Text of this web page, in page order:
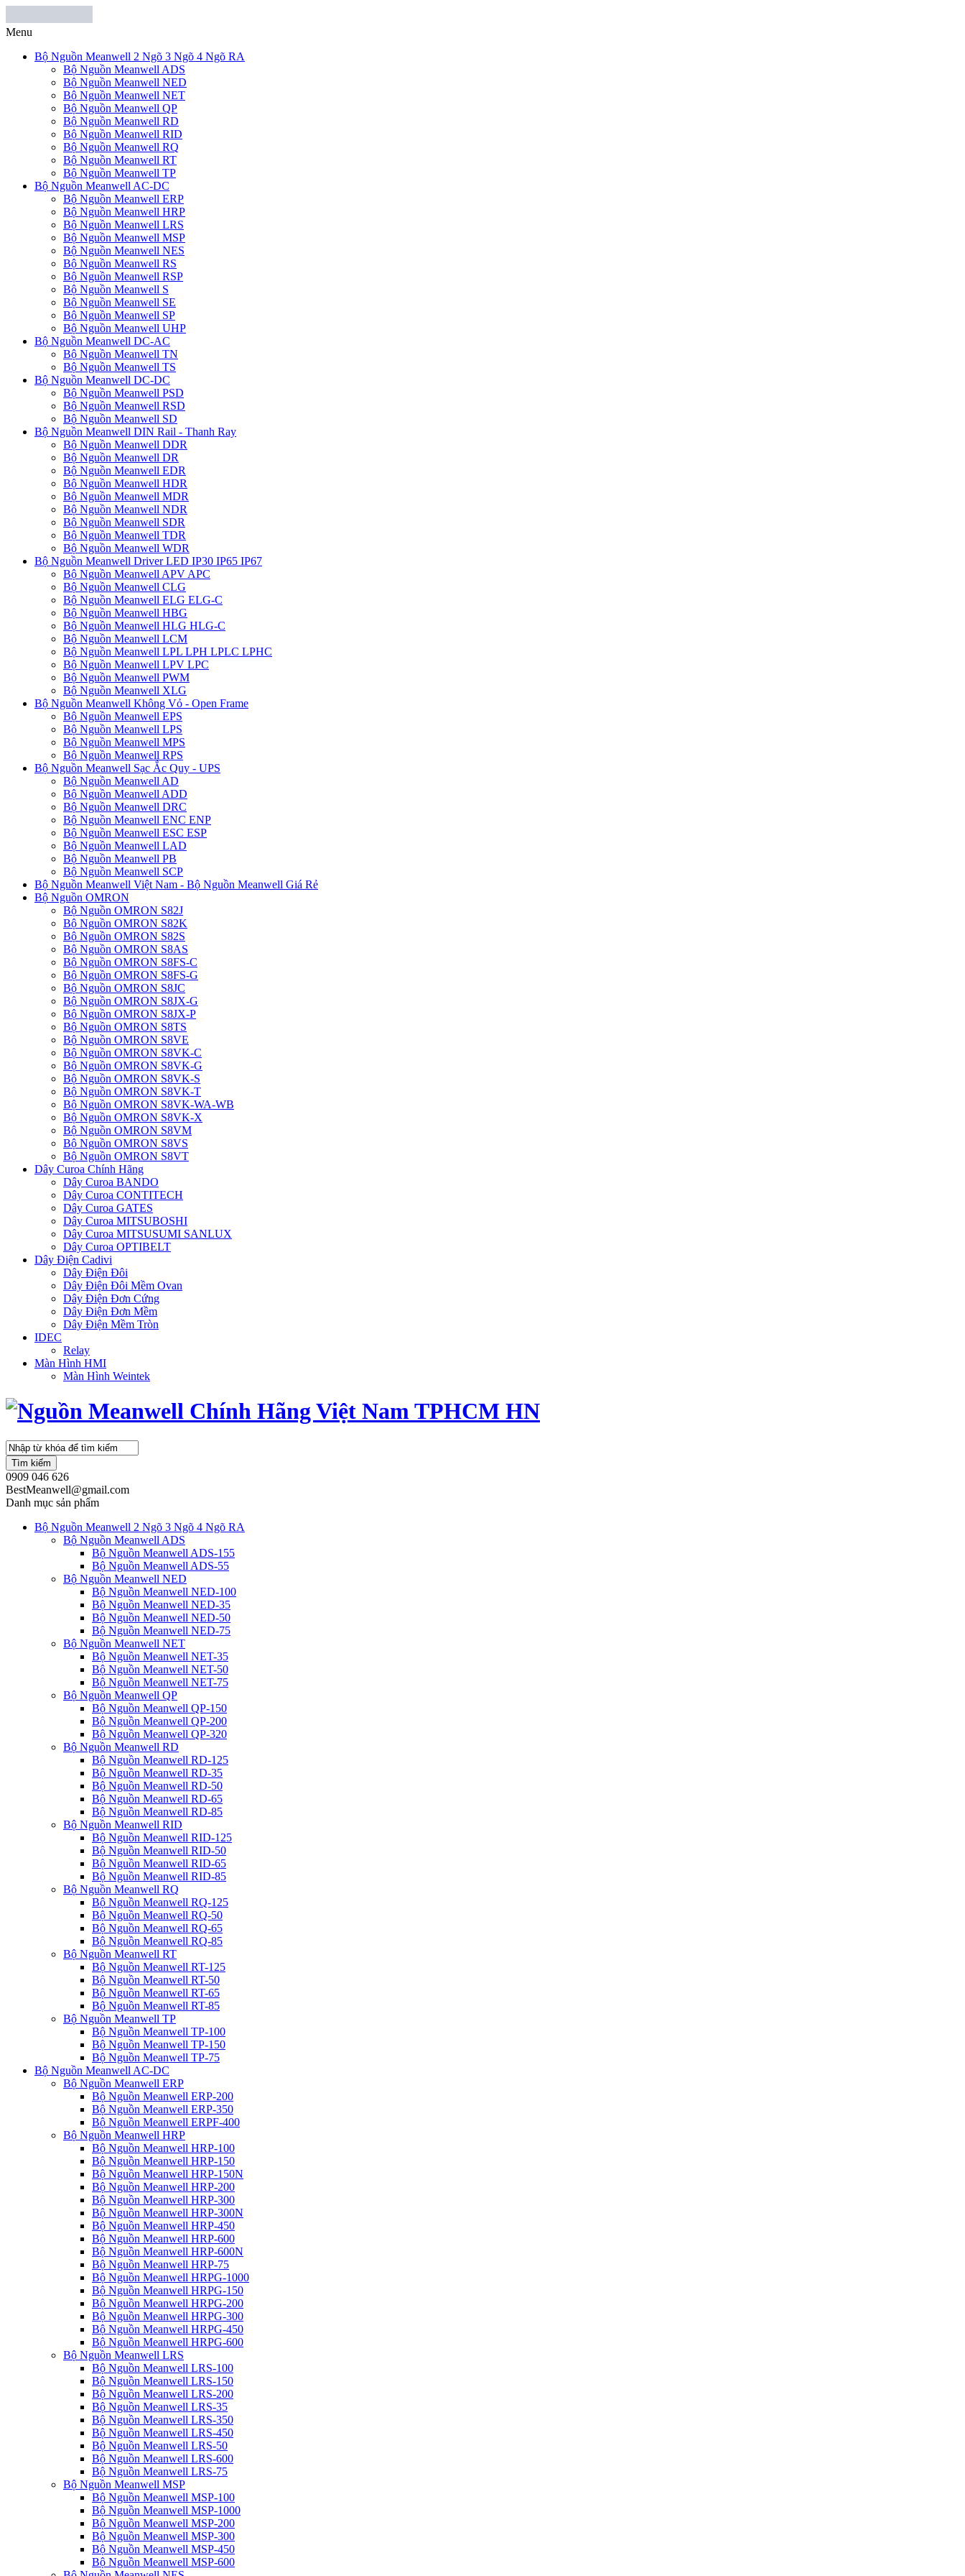
Menu
Bộ Nguồn Meanwell 2 Ngõ 3 Ngõ 4 Ngõ RA
Bộ Nguồn Meanwell ADS
Bộ Nguồn Meanwell NED
Bộ Nguồn Meanwell NET
Bộ Nguồn Meanwell QP
Bộ Nguồn Meanwell RD
Bộ Nguồn Meanwell RID
Bộ Nguồn Meanwell RQ
Bộ Nguồn Meanwell RT
Bộ Nguồn Meanwell TP
Bộ Nguồn Meanwell AC-DC
Bộ Nguồn Meanwell ERP
Bộ Nguồn Meanwell HRP
Bộ Nguồn Meanwell LRS
Bộ Nguồn Meanwell MSP
Bộ Nguồn Meanwell NES
Bộ Nguồn Meanwell RS
Bộ Nguồn Meanwell RSP
Bộ Nguồn Meanwell S
Bộ Nguồn Meanwell SE
Bộ Nguồn Meanwell SP
Bộ Nguồn Meanwell UHP
Bộ Nguồn Meanwell DC-AC
Bộ Nguồn Meanwell TN
Bộ Nguồn Meanwell TS
Bộ Nguồn Meanwell DC-DC
Bộ Nguồn Meanwell PSD
Bộ Nguồn Meanwell RSD
Bộ Nguồn Meanwell SD
Bộ Nguồn Meanwell DIN Rail - Thanh Ray
Bộ Nguồn Meanwell DDR
Bộ Nguồn Meanwell DR
Bộ Nguồn Meanwell EDR
Bộ Nguồn Meanwell HDR
Bộ Nguồn Meanwell MDR
Bộ Nguồn Meanwell NDR
Bộ Nguồn Meanwell SDR
Bộ Nguồn Meanwell TDR
Bộ Nguồn Meanwell WDR
Bộ Nguồn Meanwell Driver LED IP30 IP65 IP67
Bộ Nguồn Meanwell APV APC
Bộ Nguồn Meanwell CLG
Bộ Nguồn Meanwell ELG ELG-C
Bộ Nguồn Meanwell HBG
Bộ Nguồn Meanwell HLG HLG-C
Bộ Nguồn Meanwell LCM
Bộ Nguồn Meanwell LPL LPH LPLC LPHC
Bộ Nguồn Meanwell LPV LPC
Bộ Nguồn Meanwell PWM
Bộ Nguồn Meanwell XLG
Bộ Nguồn Meanwell Không Vỏ - Open Frame
Bộ Nguồn Meanwell EPS
Bộ Nguồn Meanwell LPS
Bộ Nguồn Meanwell MPS
Bộ Nguồn Meanwell RPS
Bộ Nguồn Meanwell Sạc Ắc Quy - UPS
Bộ Nguồn Meanwell AD
Bộ Nguồn Meanwell ADD
Bộ Nguồn Meanwell DRC
Bộ Nguồn Meanwell ENC ENP
Bộ Nguồn Meanwell ESC ESP
Bộ Nguồn Meanwell LAD
Bộ Nguồn Meanwell PB
Bộ Nguồn Meanwell SCP
Bộ Nguồn Meanwell Việt Nam - Bộ Nguồn Meanwell Giá Rẻ
Bộ Nguồn OMRON
Bộ Nguồn OMRON S82J
Bộ Nguồn OMRON S82K
Bộ Nguồn OMRON S82S
Bộ Nguồn OMRON S8AS
Bộ Nguồn OMRON S8FS-C
Bộ Nguồn OMRON S8FS-G
Bộ Nguồn OMRON S8JC
Bộ Nguồn OMRON S8JX-G
Bộ Nguồn OMRON S8JX-P
Bộ Nguồn OMRON S8TS
Bộ Nguồn OMRON S8VE
Bộ Nguồn OMRON S8VK-C
Bộ Nguồn OMRON S8VK-G
Bộ Nguồn OMRON S8VK-S
Bộ Nguồn OMRON S8VK-T
Bộ Nguồn OMRON S8VK-WA-WB
Bộ Nguồn OMRON S8VK-X
Bộ Nguồn OMRON S8VM
Bộ Nguồn OMRON S8VS
Bộ Nguồn OMRON S8VT
Dây Curoa Chính Hãng
Dây Curoa BANDO
Dây Curoa CONTITECH
Dây Curoa GATES
Dây Curoa MITSUBOSHI
Dây Curoa MITSUSUMI SANLUX
Dây Curoa OPTIBELT
Dây Điện Cadivi
Dây Điện Đôi
Dây Điện Đôi Mềm Ovan
Dây Điện Đơn Cứng
Dây Điện Đơn Mềm
Dây Điện Mềm Tròn
IDEC
Relay
Màn Hình HMI
Màn Hình Weintek
Tìm kiếm
0909 046 626
BestMeanwell@gmail.com
Danh mục sản phẩm
Bộ Nguồn Meanwell 2 Ngõ 3 Ngõ 4 Ngõ RA
Bộ Nguồn Meanwell ADS
Bộ Nguồn Meanwell ADS-155
Bộ Nguồn Meanwell ADS-55
Bộ Nguồn Meanwell NED
Bộ Nguồn Meanwell NED-100
Bộ Nguồn Meanwell NED-35
Bộ Nguồn Meanwell NED-50
Bộ Nguồn Meanwell NED-75
Bộ Nguồn Meanwell NET
Bộ Nguồn Meanwell NET-35
Bộ Nguồn Meanwell NET-50
Bộ Nguồn Meanwell NET-75
Bộ Nguồn Meanwell QP
Bộ Nguồn Meanwell QP-150
Bộ Nguồn Meanwell QP-200
Bộ Nguồn Meanwell QP-320
Bộ Nguồn Meanwell RD
Bộ Nguồn Meanwell RD-125
Bộ Nguồn Meanwell RD-35
Bộ Nguồn Meanwell RD-50
Bộ Nguồn Meanwell RD-65
Bộ Nguồn Meanwell RD-85
Bộ Nguồn Meanwell RID
Bộ Nguồn Meanwell RID-125
Bộ Nguồn Meanwell RID-50
Bộ Nguồn Meanwell RID-65
Bộ Nguồn Meanwell RID-85
Bộ Nguồn Meanwell RQ
Bộ Nguồn Meanwell RQ-125
Bộ Nguồn Meanwell RQ-50
Bộ Nguồn Meanwell RQ-65
Bộ Nguồn Meanwell RQ-85
Bộ Nguồn Meanwell RT
Bộ Nguồn Meanwell RT-125
Bộ Nguồn Meanwell RT-50
Bộ Nguồn Meanwell RT-65
Bộ Nguồn Meanwell RT-85
Bộ Nguồn Meanwell TP
Bộ Nguồn Meanwell TP-100
Bộ Nguồn Meanwell TP-150
Bộ Nguồn Meanwell TP-75
Bộ Nguồn Meanwell AC-DC
Bộ Nguồn Meanwell ERP
Bộ Nguồn Meanwell ERP-200
Bộ Nguồn Meanwell ERP-350
Bộ Nguồn Meanwell ERPF-400
Bộ Nguồn Meanwell HRP
Bộ Nguồn Meanwell HRP-100
Bộ Nguồn Meanwell HRP-150
Bộ Nguồn Meanwell HRP-150N
Bộ Nguồn Meanwell HRP-200
Bộ Nguồn Meanwell HRP-300
Bộ Nguồn Meanwell HRP-300N
Bộ Nguồn Meanwell HRP-450
Bộ Nguồn Meanwell HRP-600
Bộ Nguồn Meanwell HRP-600N
Bộ Nguồn Meanwell HRP-75
Bộ Nguồn Meanwell HRPG-1000
Bộ Nguồn Meanwell HRPG-150
Bộ Nguồn Meanwell HRPG-200
Bộ Nguồn Meanwell HRPG-300
Bộ Nguồn Meanwell HRPG-450
Bộ Nguồn Meanwell HRPG-600
Bộ Nguồn Meanwell LRS
Bộ Nguồn Meanwell LRS-100
Bộ Nguồn Meanwell LRS-150
Bộ Nguồn Meanwell LRS-200
Bộ Nguồn Meanwell LRS-35
Bộ Nguồn Meanwell LRS-350
Bộ Nguồn Meanwell LRS-450
Bộ Nguồn Meanwell LRS-50
Bộ Nguồn Meanwell LRS-600
Bộ Nguồn Meanwell LRS-75
Bộ Nguồn Meanwell MSP
Bộ Nguồn Meanwell MSP-100
Bộ Nguồn Meanwell MSP-1000
Bộ Nguồn Meanwell MSP-200
Bộ Nguồn Meanwell MSP-300
Bộ Nguồn Meanwell MSP-450
Bộ Nguồn Meanwell MSP-600